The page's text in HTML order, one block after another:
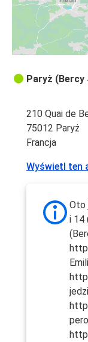
Paryż (Bercy
210 Quai de
75012 Paryż
Francja
Wyświetl ten
Oto
i 14